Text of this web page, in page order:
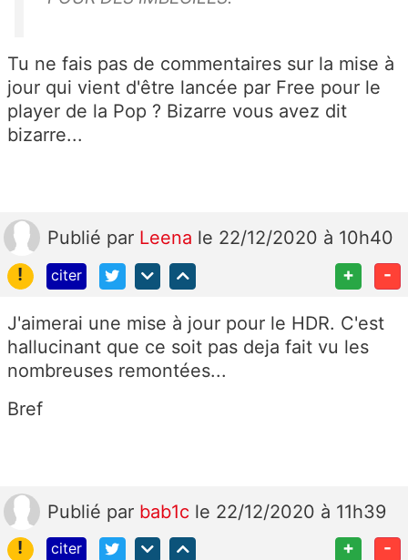
Tu ne fais pas de commentaires sur la mise à
jour qui vient d'être lancée par Free pour le
player de la Pop ? Bizarre vous avez dit
bizarre...
Publié par Leena le 22/12/2020 à 10h40
!
citer + -
J'aimerai une mise à jour pour le HDR. C'est
hallucinant que ce soit pas deja fait vu les
nombreuses remontées...
Bref
Publié par bab1c le 22/12/2020 à 11h39
!
citer + -